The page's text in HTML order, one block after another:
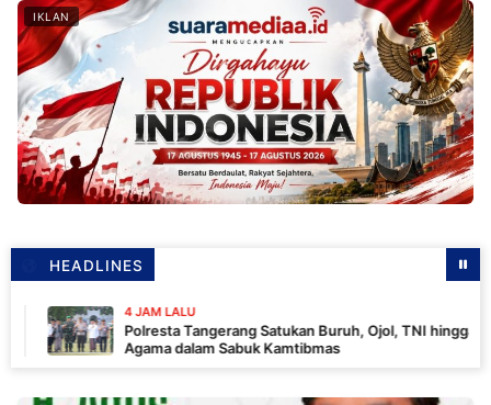
IKLAN
HEADLINES
4 JAM LALU
Polresta Tangerang Satukan Buruh, Ojol, TNI hingga Tokoh
Agama dalam Sabuk Kamtibmas